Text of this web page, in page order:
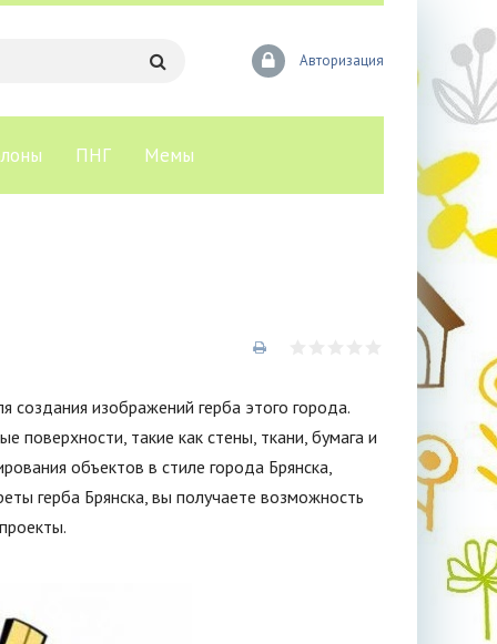
Авторизация
ПНГ Мемы
изображений герба этого города.
поверхности, такие как стены, ткани, бумага и
объектов в стиле города Брянска,
герба Брянска, вы получаете возможность